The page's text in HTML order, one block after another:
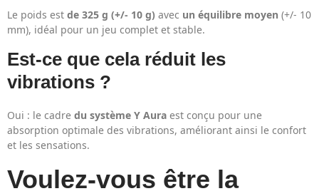
Le poids est de 325 g (+/- 10 g) avec un équilibre moyen (+/- 10
mm), idéal pour un jeu complet et stable.
Est-ce que cela réduit les
vibrations ?
Oui : le cadre du système Y Aura est conçu pour une
absorption optimale des vibrations, améliorant ainsi le confort
et les sensations.
Voulez-vous être la